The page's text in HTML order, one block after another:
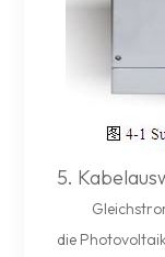
5.
die